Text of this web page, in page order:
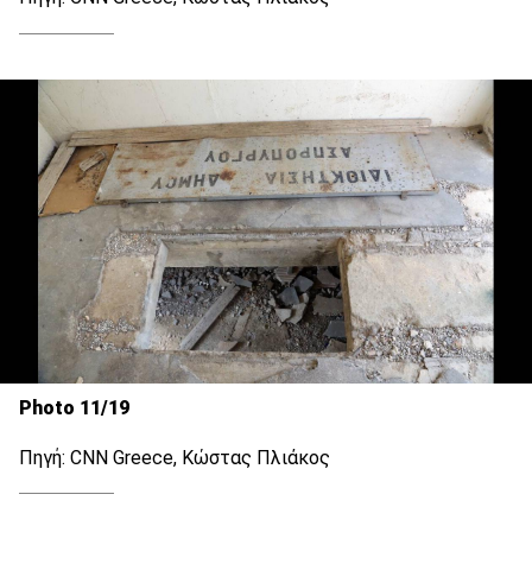
Photo 11/19
Πηγή: CNN Greece, Κώστας Πλιάκος